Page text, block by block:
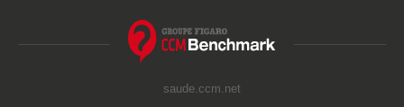
saude.ccm.net